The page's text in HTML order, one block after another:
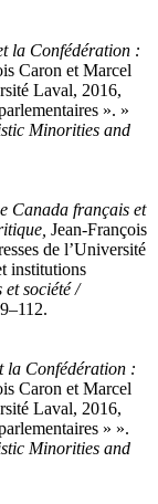
la Confédération :
Caron et Marcel
Laval, 2016,
». »
Minorities and
Canada français et
Jean-François
de l’Université
institutions
société /
la Confédération :
Caron et Marcel
Laval, 2016,
» ».
Minorities and